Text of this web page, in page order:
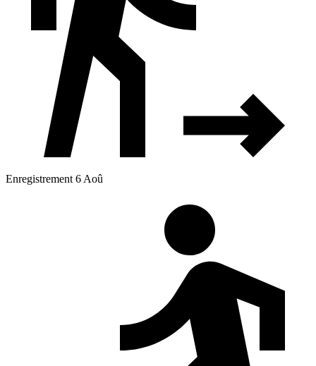
Enregistrement 6 Aoû